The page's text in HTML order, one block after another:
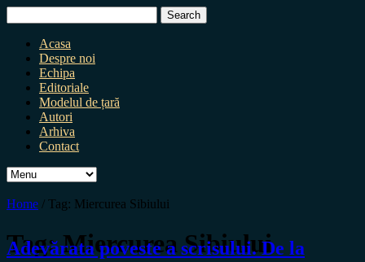
for:
Acasa
Despre noi
Echipa
Editoriale
Modelul de țară
Autori
Arhiva
Contact
Home / Tag: Miercurea Sibiului
Tag:Miercurea Sibiului
Adevărata poveste a scrisului. De la